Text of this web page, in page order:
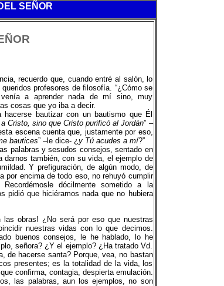
SEÑOR
recuerdo que, cuando entré al salón, lo
profesores de filosofía. “¿Cómo se
a aprender nada de mí sino, muy
cosas que yo iba a decir.
bautizar con un bautismo que Él
Cristo, sino que Cristo purificó al Jordán” –
escena cuenta que, justamente por eso,
bautices” –le dice- ¿ y Tú acudes a mí?”
palabras y sesudos consejos, sentado en
darnos también, con su vida, el ejemplo de
Y prefiguración, de algún modo, de
por encima de todo eso, no rehuyó cumplir
dócilmente sometido a la
pidió que hiciéramos nada que no hubiera
las obras! ¿No será por eso que nuestras
nuestras vidas con lo que decimos.
buenos consejos, le he hablado, lo he
señora? ¿Y el ejemplo? ¿Ha tratado Vd.
de hacerse santa? Porque, vea, no bastan
presentes; es la totalidad de la vida, los
confirma, contagia, despierta emulación.
las palabras, aun los ejemplos, no son